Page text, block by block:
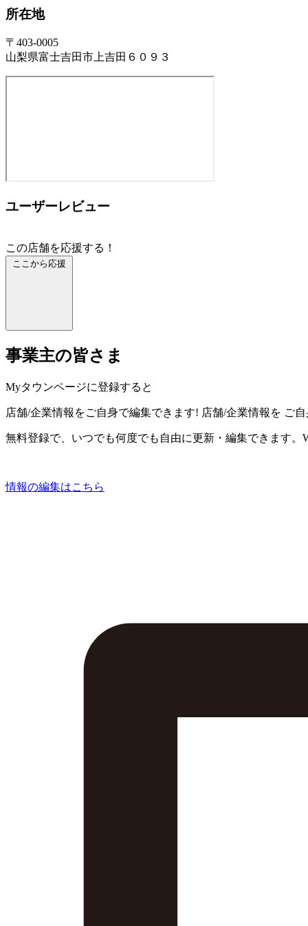
所在地
〒403-0005
山梨県富士吉田市上吉田６０９３
ユーザーレビュー
この店舗を応援する！
ここから応援
事業主の皆さま
Myタウンページに登録すると
店舗/企業情報をご自身で編集できます! 店舗/企業情報を ご
無料登録で、いつでも何度でも自由に更新・編集できます。
情報の編集はこちら